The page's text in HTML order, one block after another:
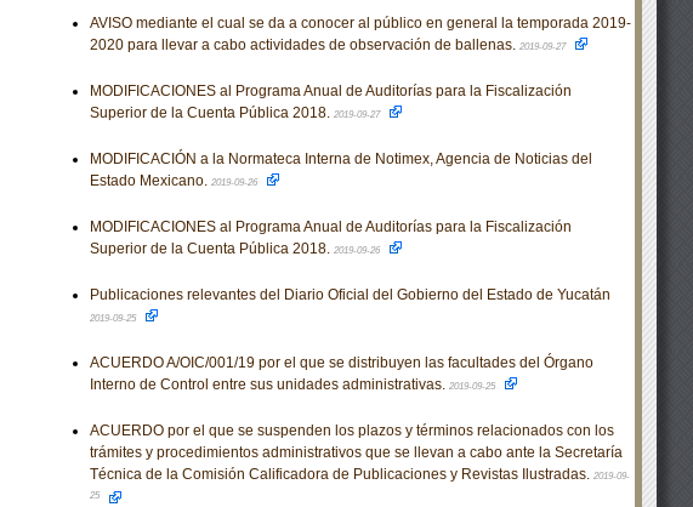
AVISO mediante el cual se da a conocer al público en general la temporada 2019-
2020 para llevar a cabo actividades de observación de ballenas. 2019-09-27
MODIFICACIONES al Programa Anual de Auditorías para la Fiscalización
Superior de la Cuenta Pública 2018. 2019-09-27
MODIFICACIÓN a la Normateca Interna de Notimex, Agencia de Noticias del
Estado Mexicano. 2019-09-26
MODIFICACIONES al Programa Anual de Auditorías para la Fiscalización
Superior de la Cuenta Pública 2018. 2019-09-26
Publicaciones relevantes del Diario Oficial del Gobierno del Estado de Yucatán
2019-09-25
ACUERDO A/OIC/001/19 por el que se distribuyen las facultades del Órgano
Interno de Control entre sus unidades administrativas. 2019-09-25
ACUERDO por el que se suspenden los plazos y términos relacionados con los
trámites y procedimientos administrativos que se llevan a cabo ante la Secretaría
Técnica de la Comisión Calificadora de Publicaciones y Revistas Ilustradas. 2019-09-
25